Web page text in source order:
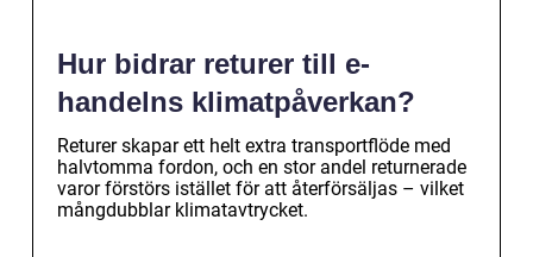
Hur bidrar returer till e-
handelns klimatpåverkan?
Returer skapar ett helt extra transportflöde med
halvtomma fordon, och en stor andel returnerade
varor förstörs istället för att återförsäljas – vilket
mångdubblar klimatavtrycket.